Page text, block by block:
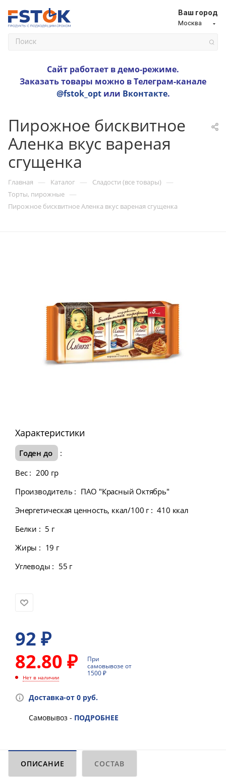
Ваш город
Москва
Сайт работает в демо-режиме.
Заказать товары можно в Телеграм-канале
@fstok_optили Вконтакте.
Пирожное бисквитное
Аленка вкус вареная
сгущенка
Главная — Каталог — Сладости (все товары) —
Торты, пирожные —
Пирожное бисквитное Аленка вкус вареная сгущенка
Характеристики
Годен до
:
Вес : 200 гр
Производитель : ПАО "Красный Октябрь"
Энергетическая ценность, ккал/100 г : 410 ккал
Белки : 5 г
Жиры : 19 г
Углеводы : 55 г
92 ₽
82.80 ₽
При
самовывозе от
1500 ₽
Нет в наличии
Доставка-от 0 руб.
Самовывоз - ПОДРОБНЕЕ
ОПИСАНИЕ СОСТАВ